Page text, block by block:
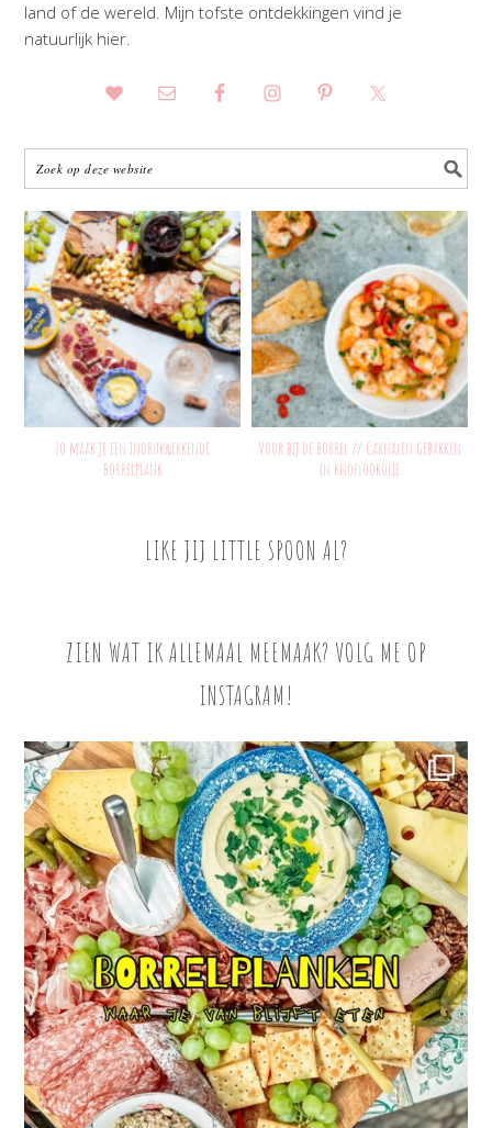
land of de wereld. Mijn tofste ontdekkingen vind je
natuurlijk hier.
Zo maak je een indrukwekkende
borrelplank
Voor bij de borrel // Garnalen gebakken
in knoflookolie
LIKE JIJ LITTLE SPOON AL?
ZIEN WAT IK ALLEMAAL MEEMAAK? VOLG ME OP
INSTAGRAM!